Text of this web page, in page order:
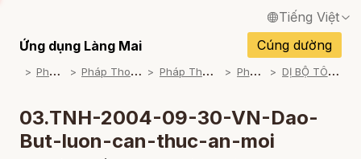
Tiếng Việt
English / Tiếng Anh
Français / Tiếng Pháp
Español / Tiếng Tây Ban Nha
Deutsch / Tiếng Đức
Ứng dụng Làng Mai
Cúng dường
P
háp Thoại P
háp Thoại Thiền Sư Thích Nhất Hạnh P
háp Thoại Theo Bộ An Cư Kiết Đông P
háp Thoại Mp3 D
Ị BỘ TÔNG LUÂN LUẬN (2004-2005)
03.TNH-2004-09-30-VN-Dao-
But-luon-can-thuc-an-moi